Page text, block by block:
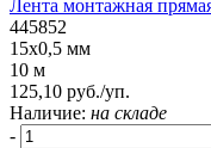
Лента монтажная
445852
15x0,5 мм
10 м
125,10 руб./уп.
Наличие: на складе
-